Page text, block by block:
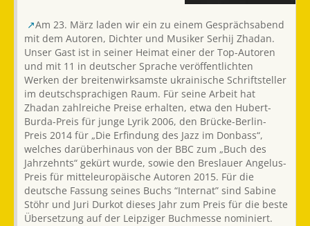
Am 23. März laden wir ein zu einem Gesprächsabend
mit dem Autoren, Dichter und Musiker Serhij Zhadan.
Unser Gast ist in seiner Heimat einer der Top-Autoren
und mit 11 in deutscher Sprache veröffentlichten
Werken der breitenwirksamste ukrainische Schriftsteller
im deutschsprachigen Raum. Für seine Arbeit hat
Zhadan zahlreiche Preise erhalten, etwa den Hubert-
Burda-Preis für junge Lyrik 2006, den Brücke-Berlin-
Preis 2014 für „Die Erfindung des Jazz im Donbass“,
welches darüberhinaus von der BBC zum „Buch des
Jahrzehnts“ gekürt wurde, sowie den Breslauer Angelus-
Preis für mitteleuropäische Autoren 2015. Für die
deutsche Fassung seines Buchs “Internat” sind Sabine
Stöhr und Juri Durkot dieses Jahr zum Preis für die beste
Übersetzung auf der Leipziger Buchmesse nominiert.